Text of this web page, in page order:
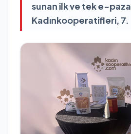
sunan ilk ve tek e-
Kadınkooperatifleri, 7.